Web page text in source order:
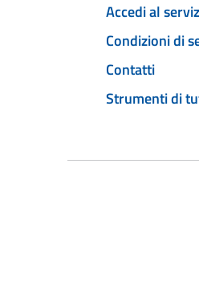
Accedi al
Condizioni di
Contatti
Strumenti di